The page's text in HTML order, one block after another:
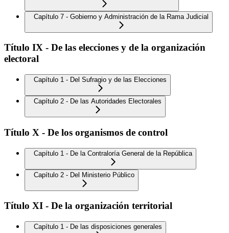
Capítulo 7 - Gobierno y Administración de la Rama Judicial
Título IX - De las elecciones y de la organización
electoral
Capítulo 1 - Del Sufragio y de las Elecciones
Capítulo 2 - De las Autoridades Electorales
Título X - De los organismos de control
Capítulo 1 - De la Contraloría General de la República
Capítulo 2 - Del Ministerio Público
Título XI - De la organización territorial
Capítulo 1 - De las disposiciones generales